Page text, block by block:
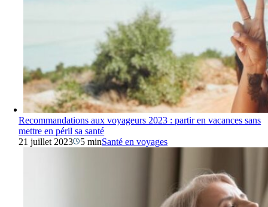
Recommandations aux voyageurs 2023 : partir en vacances sans
mettre en péril sa santé
21 juillet 2023
5 minSanté en voyages